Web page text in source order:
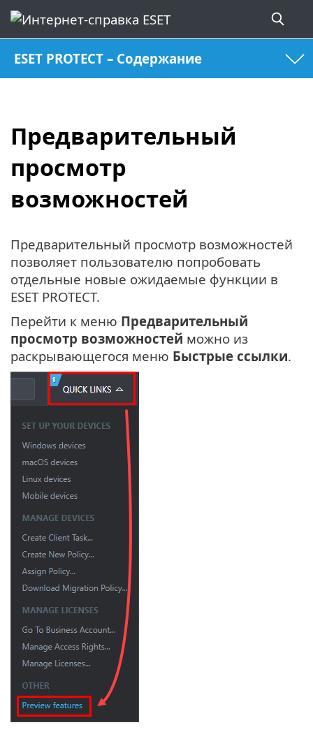
ESET PROTECT – Содержание
Предварительный
просмотр
возможностей
Предварительный просмотр возможностей
позволяет пользователю попробовать
отдельные новые ожидаемые функции в
ESET PROTECT.
Перейти к меню Предварительный
просмотр возможностей можно из
раскрывающегося меню Быстрые ссылки.